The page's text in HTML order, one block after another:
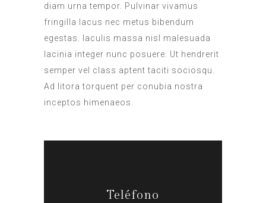
diam urna tempor. Pulvinar vivamus
fringilla lacus nec metus bibendum
egestas. Iaculis massa nisl malesuada
lacinia integer nunc posuere. Ut hendrerit
semper vel class aptent taciti sociosqu.
Ad litora torquent per conubia nostra
inceptos himenaeos.
Teléfono